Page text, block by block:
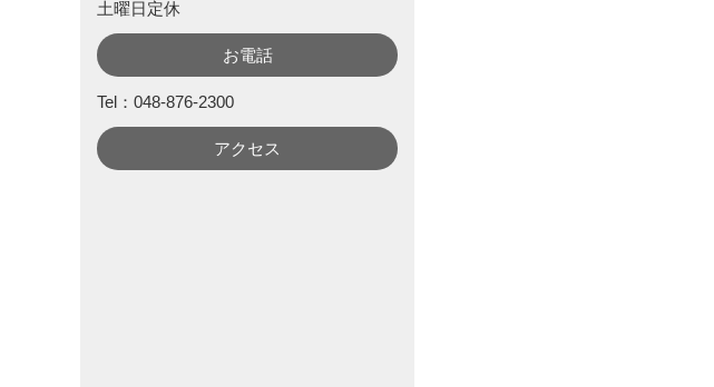
土曜日定休
お電話
Tel：048-876-2300
アクセス